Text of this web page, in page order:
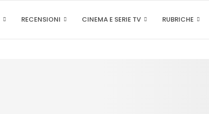
RECENSIONI CINEMA E SERIE TV RUBRICHE